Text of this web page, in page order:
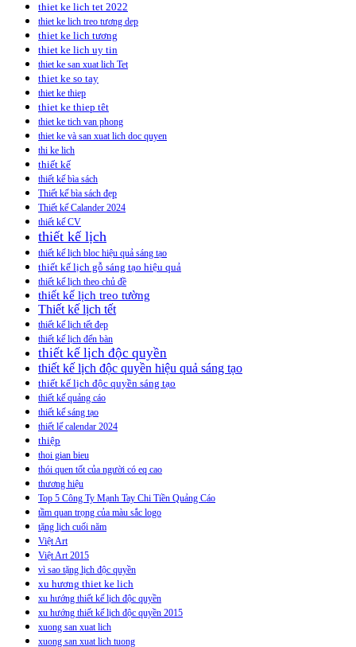
thiet ke lich tet 2022
thiet ke lich treo tương dep
thiet ke lich tương
thiet ke lich uy tin
thiet ke san xuat lich Tet
thiet ke so tay
thiet ke thiep
thiet ke thiep têt
thiet ke tich van phong
thiet ke và san xuat lich doc quyen
thi ke lich
thiết kế
thiết kế bìa sách
Thiết kế bìa sách đẹp
Thiết kế Calander 2024
thiết kế CV
thiết kế lịch
thiết kế lịch bloc hiệu quả sáng tạo
thiết kế lịch gỗ sáng tạo hiệu quả
thiết kế lịch theo chủ đề
thiết kế lịch treo tường
Thiết kế lịch tết
thiết kế lịch tết đẹp
thiết kế lịch đển bàn
thiết kế lịch độc quyền
thiết kế lịch độc quyền hiệu quả sáng tạo
thiết kế lịch độc quyền sáng tạo
thiết kế quảng cáo
thiết kế sáng tạo
thiết lế calendar 2024
thiệp
thoi gian bieu
thói quen tốt của người có eq cao
thương hiệu
Top 5 Công Ty Mạnh Tay Chi Tiền Quảng Cáo
tầm quan trọng của màu sắc logo
tặng lịch cuối năm
Việt Art
Việt Art 2015
vì sao tặng lịch độc quyền
xu hương thiet ke lich
xu hướng thiết kế lịch độc quyền
xu hướng thiết kế lịch độc quyền 2015
xuong san xuat lich
xuong san xuat lich tuong